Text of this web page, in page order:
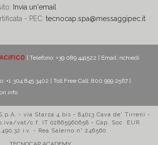
Invia un'email
- PEC:tecnocap.spa@messaggipec.it
| Telefono: +39 089 441522 | Email: richiedi
+1 304 845 3402 | Toll Free Call: 800 999 2567 |
info
- via Starza 4 bis - 84013 Cava de' Tirreni -
vat/c.f. IT 02865960658 - Cap. Soc. EUR
i.v. - Rea Salerno n° 246560